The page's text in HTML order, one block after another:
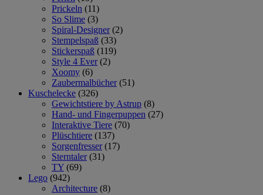
Prickeln (11)
So Slime (3)
Spiral-Designer (2)
Stempelspaß (33)
Stickerspaß (119)
Style 4 Ever (2)
Xoomy (6)
Zaubermalbücher (51)
Kuschelecke (326)
Gewichtstiere by Astrup (8)
Hand- und Fingerpuppen (27)
Interaktive Tiere (70)
Plüschtiere (137)
Sorgenfresser (17)
Sterntaler (31)
TY (69)
Lego (942)
Architecture (8)